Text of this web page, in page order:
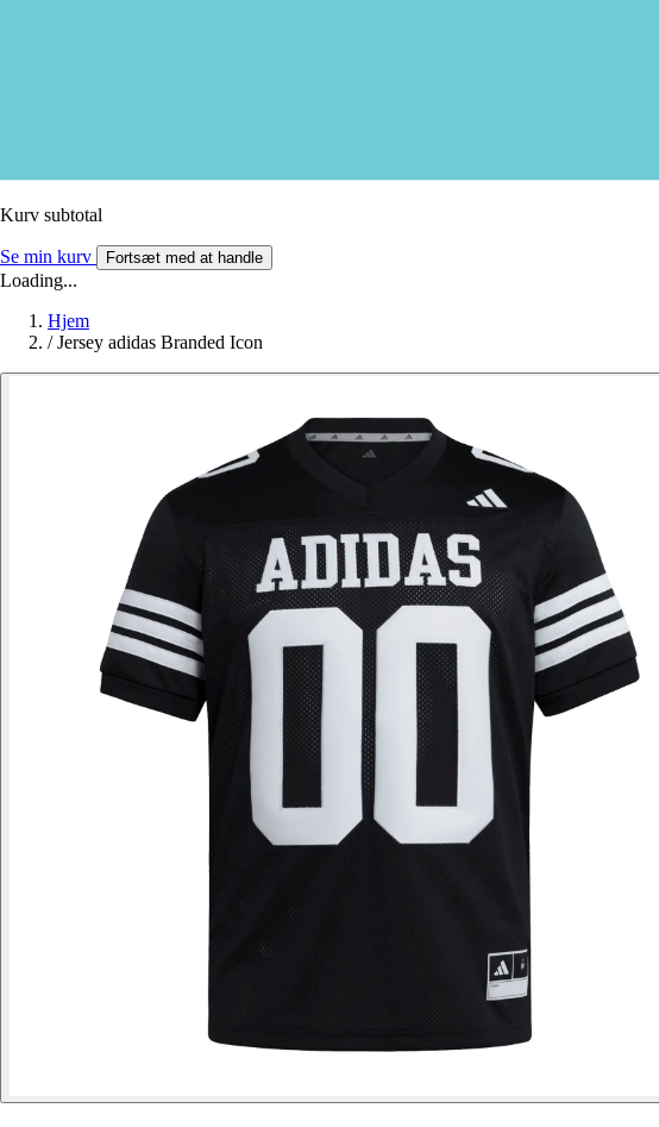
Kurv subtotal
Se min kurv Fortsæt med at handle
Loading...
Hjem
/ Jersey adidas Branded Icon